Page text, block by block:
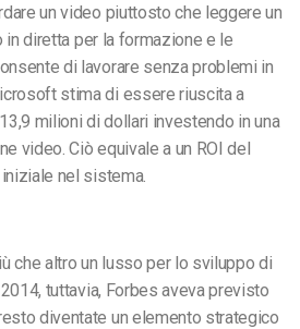
un video piuttosto che leggere un
diretta per la formazione e le
di lavorare senza problemi in
stima di essere riuscita a
milioni di dollari investendo in una
video. Ciò equivale a un ROI del
nel sistema.
che altro un lusso per lo sviluppo di
tuttavia, Forbes aveva previsto
diventate un elemento strategico